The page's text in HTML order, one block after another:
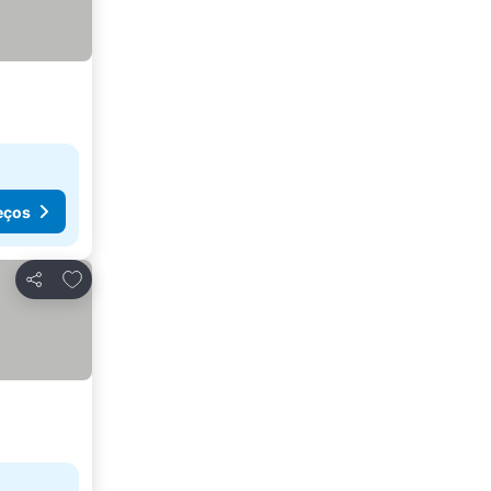
Partilhar
Adicionar aos favoritos